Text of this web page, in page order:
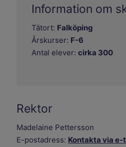
Information om
Tätort: Falköping
Årskurser: F-6
Antal elever:cirka 300
Rektor
Madelaine Pettersson
E-postadress: Kontakta via